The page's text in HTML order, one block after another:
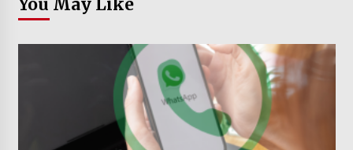
You May Like